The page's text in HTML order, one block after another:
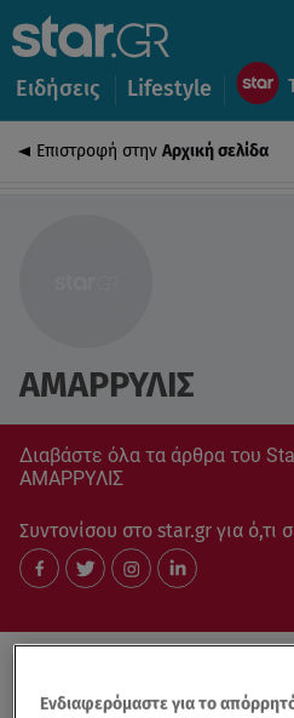
Ειδήσεις Lifestyle
Επιστροφή στην Αρχική σελίδα
ΑΜΑΡΡΥΛΙΣ
Διαβάστε όλα τα άρθρα του
ΑΜΑΡΡΥΛΙΣ
Συντονίσου στο star.gr για ό,τι
Ενδιαφερόμαστε για το